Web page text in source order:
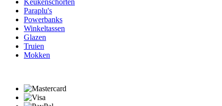
Keukenschorten
Paraplu's
Powerbanks
Winkeltassen
Glazen
Truien
Mokken